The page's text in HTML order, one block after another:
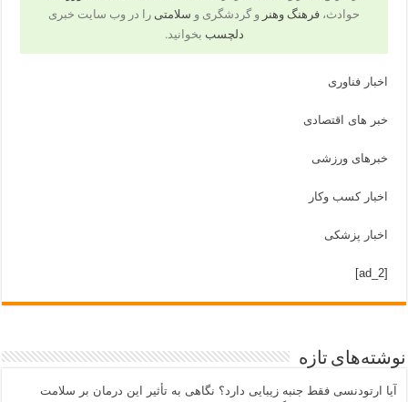
حوادث، فرهنگ وهنر و گردشگری و سلامتی را در وب سایت خبری
دلچسب بخوانید.
اخبار فناوری
خبر های اقتصادی
خبرهای ورزشی
اخبار کسب وکار
اخبار پزشکی
[ad_2]
نوشته‌های تازه
آیا ارتودنسی فقط جنبه زیبایی دارد؟ نگاهی به تأثیر این درمان بر سلامت